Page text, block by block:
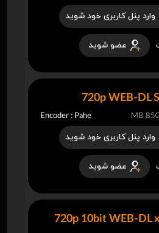
وارد پنل کاربری خود شوید
عضو شوید
وارد پنل کاربری خود شوید
عضو شوید
720p WEB-DL
Encoder : Pahe 850 MB
720p 10bit WEB-DL